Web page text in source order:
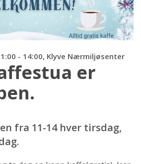
- 14:00, Klyve Nærmiljøsenter
er
fra 11-14 hver tirsdag,